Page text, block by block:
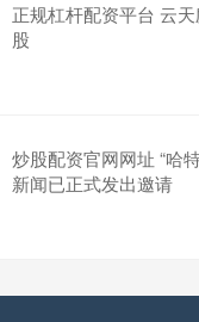
正规杠杆配资平台 云
股
炒股配资官网网址 “哈
新闻已正式发出邀请